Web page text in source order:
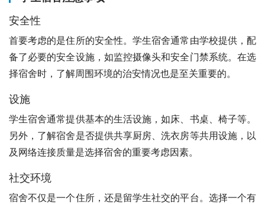
安全性
首要考虑的是住所的安全性。学生宿舍通常由学校提供，配
备了必要的安全设施，如监控摄像头和安全门禁系统。在选
择宿舍时，了解周围环境的治安情况也是至关重要的。
设施
学生宿舍通常提供基本的生活设施，如床、书桌、椅子等。
另外，了解宿舍是否提供共享厨房、洗衣房等共用设施，以
及网络连接质量是选择宿舍的重要考虑因素。
社交环境
宿舍不仅是一个住所，还是留学生社交的平台。选择一个有